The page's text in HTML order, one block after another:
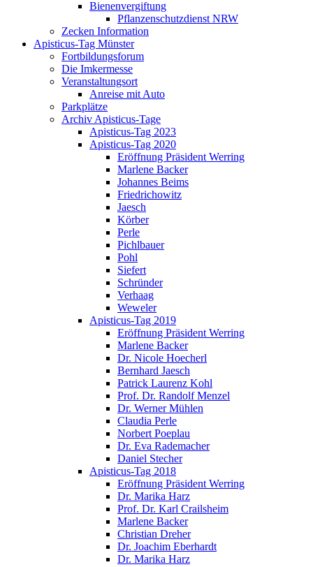
Bienenvergiftung
Pflanzenschutzdienst NRW
Zecken Information
Apisticus-Tag Münster
Fortbildungsforum
Die Imkermesse
Veranstaltungsort
Anreise mit Auto
Parkplätze
Archiv Apisticus-Tage
Apisticus-Tag 2023
Apisticus-Tag 2020
Eröffnung Präsident Werring
Marlene Backer
Johannes Beims
Friedrichowitz
Jaesch
Körber
Perle
Pichlbauer
Pohl
Siefert
Schründer
Verhaag
Weweler
Apisticus-Tag 2019
Eröffnung Präsident Werring
Marlene Backer
Dr. Nicole Hoecherl
Bernhard Jaesch
Patrick Laurenz Kohl
Prof. Dr. Randolf Menzel
Dr. Werner Mühlen
Claudia Perle
Norbert Poeplau
Dr. Eva Rademacher
Daniel Stecher
Apisticus-Tag 2018
Eröffnung Präsident Werring
Dr. Marika Harz
Prof. Dr. Karl Crailsheim
Marlene Backer
Christian Dreher
Dr. Joachim Eberhardt
Dr. Marika Harz